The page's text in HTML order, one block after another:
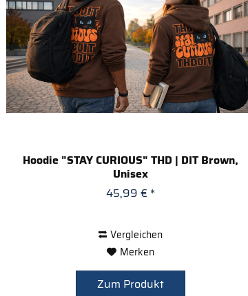
Hoodie "STAY CURIOUS" THD | DIT Brown,
Unisex
45,99 € *
Vergleichen
Merken
Zum Produkt